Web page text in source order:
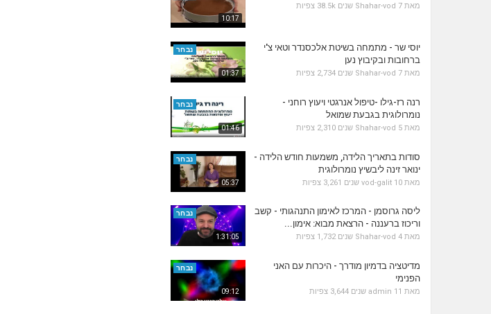
10:17
מאת Shahar-vod 7 שנים 38.5k צפיות
01:37
נבחר
יוסי שר - מתמחה בשיטת אלכסנדר וטאי צ'י
ברחובות ובקיבוץ נען
מאת Shahar-vod 7 שנים 2,734 צפיות
01:46
נבחר
רנה רז-גילו -טיפול אנרגטי ויעוץ רוחני -
נומרולוגית בגבעת שמואל
מאת Shahar-vod 5 שנים 2,310 צפיות
05:37
נבחר
סודות בתאריך הלידה, משמעות חודש הלידה -
ינואר זינה ליבשיץ נומרולוגית
מאת vod-galit 10 שנים 3,261 צפיות
1:31:05
נבחר
ליסה גרוסמן - המרכז לאימון התנהגותי - קשב
וריכוז ברעננה - הרצאת מבוא: אימון...
מאת Shahar-vod 4 שנים 1,732 צפיות
09:12
נבחר
מדיטציה בדמיון מודרך - היכרות עם האני
הפנימי
מאת admin 11 שנים 3,644 צפיות